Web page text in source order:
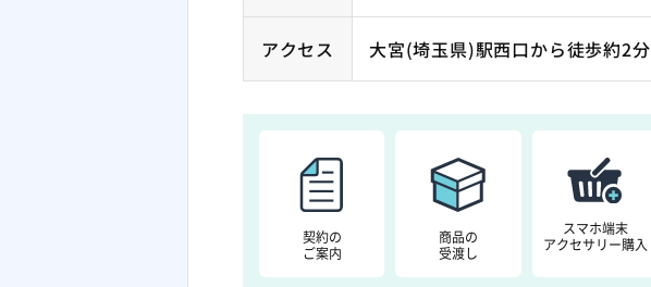
アクセス 大宮(埼玉県)駅西口から徒歩約2分
契約の
ご案内
商品の
受渡し
スマホ端末
アクセサリー購入